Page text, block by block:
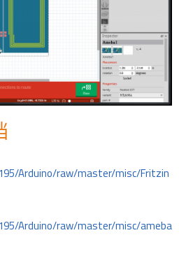
Arduino/raw/master/misc/Fritzin
Arduino/raw/master/misc/ameba